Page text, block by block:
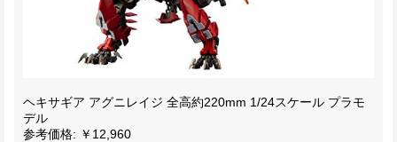
ヘキサギア アグニレイジ 全高約220mm 1/24スケール プラモ
デル
参考価格: ￥12,960